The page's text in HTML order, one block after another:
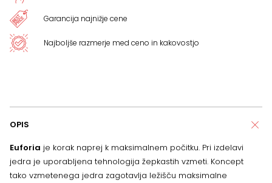
Garancija najnižje cene
Najboljše razmerje med ceno in kakovostjo
OPIS
Euforia je korak naprej k maksimalnem počitku. Pri izdelavi
jedra je uporabljena tehnologija žepkastih vzmeti. Koncept
tako vzmetenega jedra zagotavlja ležišču maksimalne